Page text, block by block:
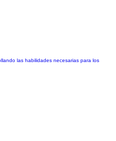
las habilidades necesarias para los